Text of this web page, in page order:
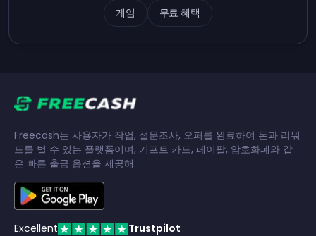
게임 무료 혜택
Freecash는 사용자가 작업, 설문조사, 오퍼를 완료하여 돈과 리워
드를 벌 수 있는 플랫폼이며, 기프트 카드, 페이팔, 암호화폐와 같
은 빠른 출금 옵션을 제공해.
Excellent Trustpilot